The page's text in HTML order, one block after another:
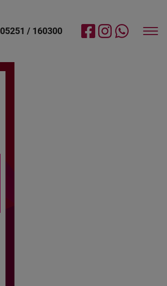
05251 / 160300